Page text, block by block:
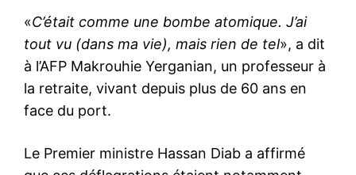
«C’était comme une bombe atomique. J’ai
tout vu (dans ma vie), mais rien de tel», a dit
à l’AFP Makrouhie Yerganian, un professeur à
la retraite, vivant depuis plus de 60 ans en
face du port.
Le Premier ministre Hassan Diab a affirmé